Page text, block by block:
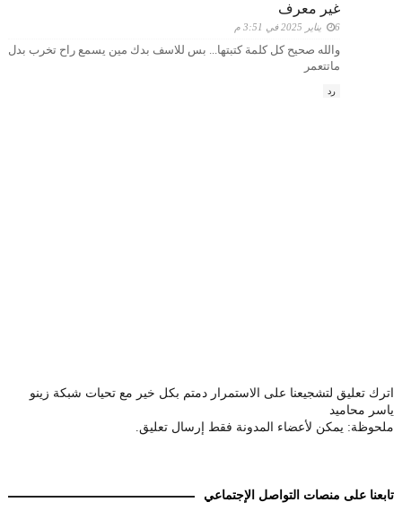
غير معرف
6 يناير 2025 في 3:51 م
والله صحيح كل كلمة كتبتها... بس للاسف بدك مين يسمع راح تخرب بدل
ماتتعمر
رد
اترك تعليق لتشجيعنا على الاستمرار دمتم بكل خير مع تحيات شبكة زينو
ياسر محاميد
ملحوظة: يمكن لأعضاء المدونة فقط إرسال تعليق.
تابعنا على منصات التواصل الإجتماعي